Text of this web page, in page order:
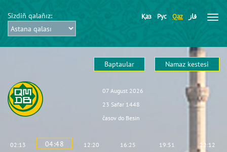
Sіzdіñ qalañız: Қаз Рус Qaz قاز
Baptaular Namaz kestesі
07 August 2026
23 Safar 1448
časov do Besіn
02:13
04:48
12:20
16:25
19:51
22:12